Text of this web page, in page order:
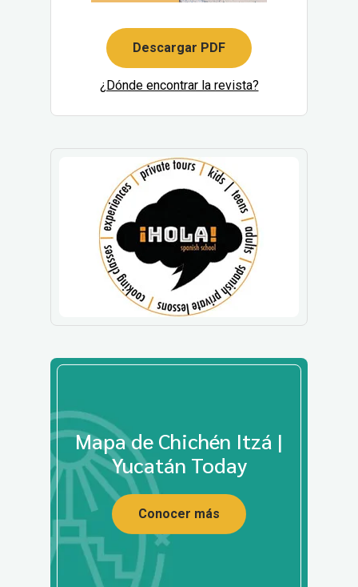
Descargar PDF
¿Dónde encontrar la revista?
Mapa de Chichén Itzá |
Yucatán Today
Conocer más